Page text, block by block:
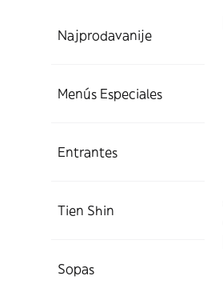
Najprodavanije
Menús Especiales
Entrantes
Tien Shin
Sopas